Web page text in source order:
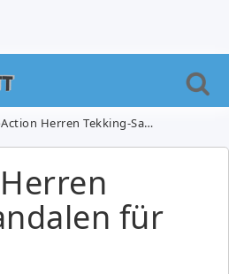
Herren Tekking-Sandalen für 9,99€
für